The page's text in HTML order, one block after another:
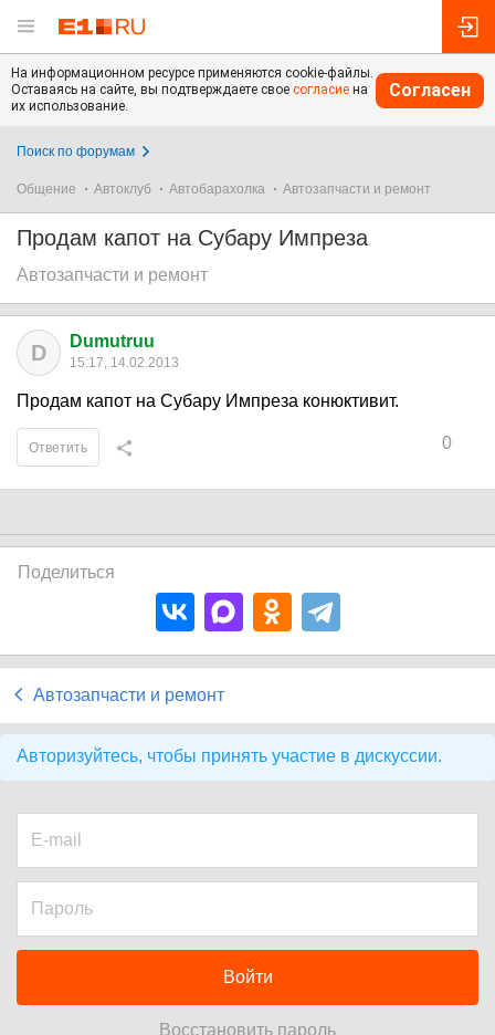
На информационном ресурсе применяются cookie-файлы.
Оставаясь на сайте, вы подтверждаете свое согласие на
их использование.
Согласен
Поиск по форумам
Общение Автоклуб Автобарахолка Автозапчасти и ремонт
Продам капот на Субару Импреза
Автозапчасти и ремонт
D Dumutruu
15:17, 14.02.2013
Продам капот на Субару Импреза конюктивит.
0
Ответить
Поделиться
Автозапчасти и ремонт
Авторизуйтесь, чтобы принять участие в дискуссии.
Войти
Восстановить пароль